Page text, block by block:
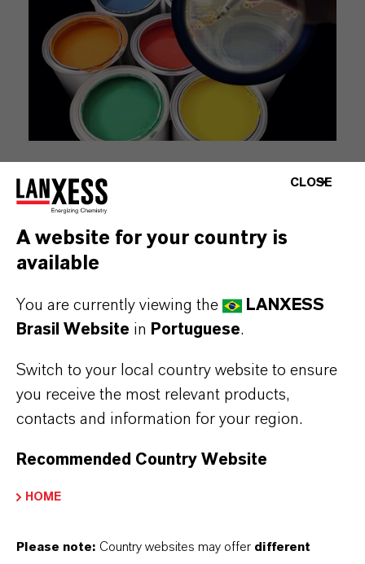
Tintas & Revestimentos
Preservação in-can
Revestimentos Arquitetônicos
Emulsões de polímeros
Tratamento de água
CLOSE
A website for your country is
available
You are currently viewing the
LANXESS
Brasil Website in Portuguese.
Switch to your local country website to ensure
you receive the most relevant products,
contacts and information for your region.
Recommended Country Website
HOME
Please note: Country websites may offer different